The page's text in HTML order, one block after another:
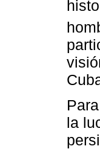
la